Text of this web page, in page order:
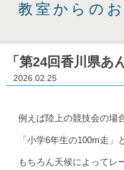
教室からの
「第24回香川県
2026.02.25
例えば陸上の競技会の場
「小学6年生の100m走
もちろん天候によってレ